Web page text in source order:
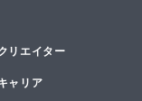
リエイター
ャリア